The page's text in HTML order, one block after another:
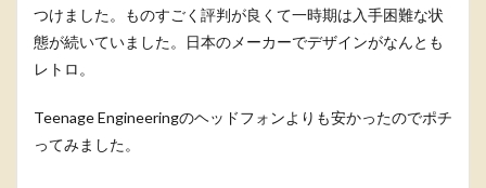
つけました。ものすごく評判が良くて一時期は入手困難な状
態が続いていました。日本のメーカーでデザインがなんとも
レトロ。
Teenage Engineeringのヘッドフォンよりも安かったのでポチ
ってみました。